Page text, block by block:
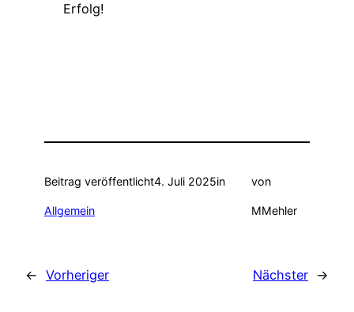
Erfolg!
Beitrag veröffentlicht4. Juli 2025in
Allgemein
von
MMehler
← Vorheriger Nächster →